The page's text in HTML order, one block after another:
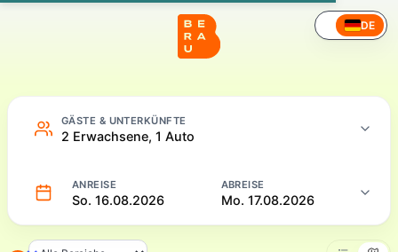
DE
Camping – Online buchen
GÄSTE & UNTERKÜNFTE
2 Erwachsene, 1 Auto
ANREISE
So. 16.08.2026
ABREISE
Mo. 17.08.2026